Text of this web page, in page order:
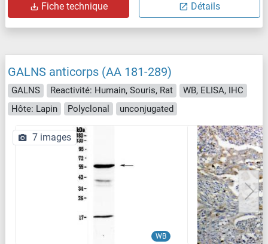
Fiche technique Détails
GALNS anticorps (AA 181-289)
GALNS Reactivité: Humain, Souris, Rat
WB, ELISA, IHC
Hôte: Lapin
Polyclonal unconjugated
WB
7 images